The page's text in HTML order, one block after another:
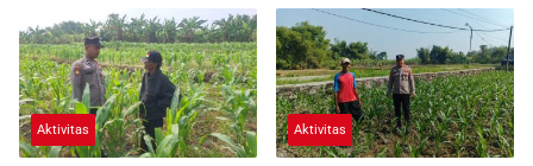
Jagung
Aktivitas Aktivitas